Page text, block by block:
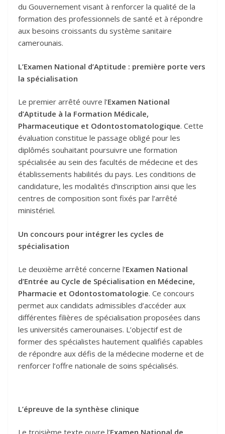
du Gouvernement visant à renforcer la qualité de la
formation des professionnels de santé et à répondre
aux besoins croissants du système sanitaire
camerounais.
L’Examen National d’Aptitude : première porte vers
la spécialisation
Le premier arrêté ouvre l’Examen National
d’Aptitude à la Formation Médicale,
Pharmaceutique et Odontostomatologique. Cette
évaluation constitue le passage obligé pour les
diplômés souhaitant poursuivre une formation
spécialisée au sein des facultés de médecine et des
établissements habilités du pays. Les conditions de
candidature, les modalités d’inscription ainsi que les
centres de composition sont fixés par l’arrêté
ministériel.
Un concours pour intégrer les cycles de
spécialisation
Le deuxième arrêté concerne l’Examen National
d’Entrée au Cycle de Spécialisation en Médecine,
Pharmacie et Odontostomatologie. Ce concours
permet aux candidats admissibles d’accéder aux
différentes filières de spécialisation proposées dans
les universités camerounaises. L’objectif est de
former des spécialistes hautement qualifiés capables
de répondre aux défis de la médecine moderne et de
renforcer l’offre nationale de soins spécialisés.
L’épreuve de la synthèse clinique
Le troisième texte ouvre l’Examen National de